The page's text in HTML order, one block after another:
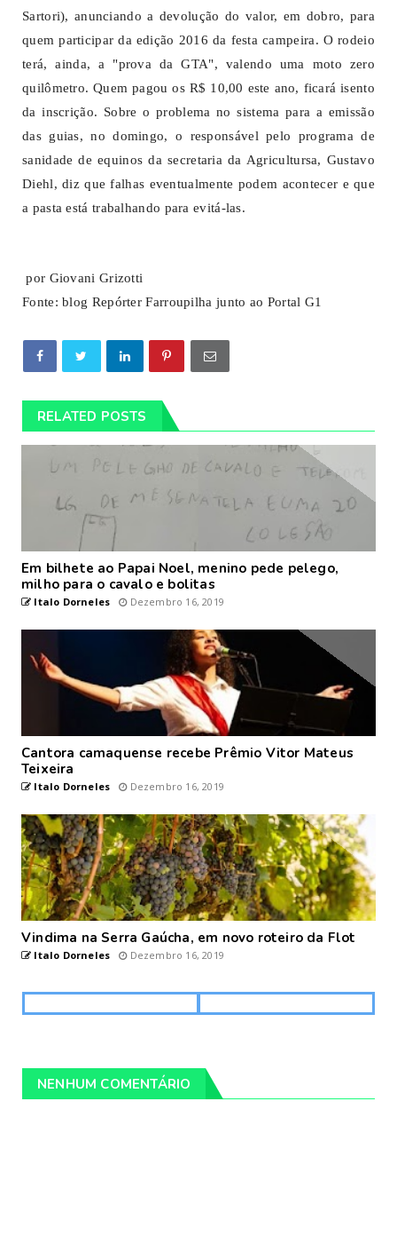
Sartori), anunciando a devolução do valor, em dobro, para
quem participar da edição 2016 da festa campeira. O rodeio
terá, ainda, a "prova da GTA", valendo uma moto zero
quilômetro. Quem pagou os R$ 10,00 este ano, ficará isento
da inscrição. Sobre o problema no sistema para a emissão
das guias, no domingo, o responsável pelo programa de
sanidade de equinos da secretaria da Agricultursa, Gustavo
Diehl, diz que falhas eventualmente podem acontecer e que
a pasta está trabalhando para evitá-las.
por Giovani Grizotti
Fonte: blog Repórter Farroupilha junto ao Portal G1
RELATED POSTS
Em bilhete ao Papai Noel, menino pede pelego,
milho para o cavalo e bolitas
Italo Dorneles Dezembro 16, 2019
Cantora camaquense recebe Prêmio Vitor Mateus
Teixeira
Italo Dorneles Dezembro 16, 2019
Vindima na Serra Gaúcha, em novo roteiro da Flot
Italo Dorneles Dezembro 16, 2019
NENHUM COMENTÁRIO